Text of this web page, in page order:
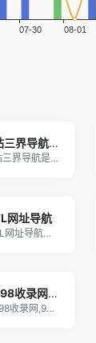
站三界导航 - 网站目录,网址提交,分类目录,网站大全,名站导航之家
站三界导航是一个集合众多网站的网址导航站点，包含
网址导航
YL网址导航，采用AI算法实时分析全网资源价值指
998收录网,免费自动秒收录网址,提供自动收录,网站导航大全源码,自动链,友情链接交换。
998收录网,998导航是一个精心挑选的优质网址